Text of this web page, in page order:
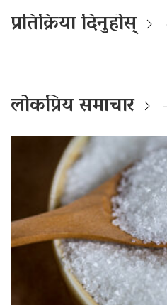
प्रतिक्रिया दिनुहोस्
लोकप्रिय समाचार